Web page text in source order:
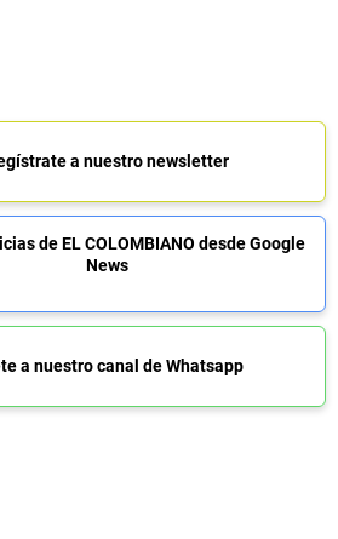
a nuestro newsletter
de EL COLOMBIANO desde Google
News
a nuestro canal de Whatsapp